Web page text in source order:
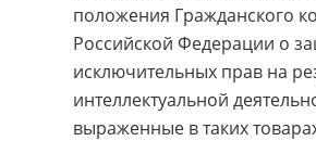
положения Гражданского
Российской Федерации о
исключительных прав на
интеллектуальной
выраженные в таких